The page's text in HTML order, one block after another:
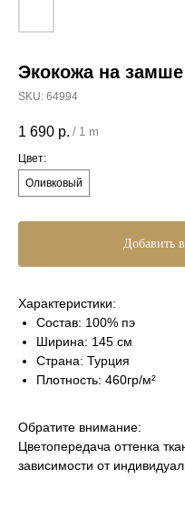
Экокожа на замше
SKU: 64994
1 690 р. / 1 m
Цвет:
Оливковый
Добавить
Характеристики:
Состав: 100% пэ
Ширина: 145 см
Страна: Турция
Плотность: 460гр/м²
Обратите внимание:
Цветопередача оттенка
зависимости от